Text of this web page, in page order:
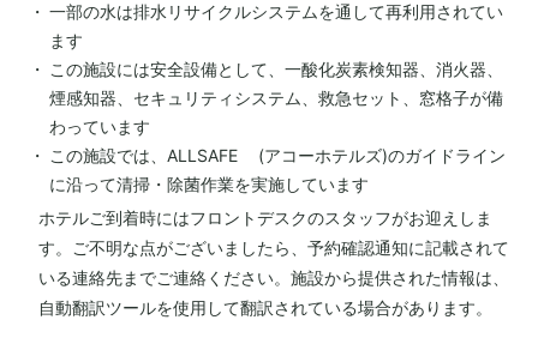
一部の水は排水リサイクルシステムを通して再利用されてい
ます
この施設には安全設備として、一酸化炭素検知器、消火器、
煙感知器、セキュリティシステム、救急セット、窓格子が備
わっています
この施設では、ALLSAFE (アコーホテルズ)のガイドライン
に沿って清掃・除菌作業を実施しています
ホテルご到着時にはフロントデスクのスタッフがお迎えしま
す。ご不明な点がございましたら、予約確認通知に記載されて
いる連絡先までご連絡ください。施設から提供された情報は、
自動翻訳ツールを使用して翻訳されている場合があります。